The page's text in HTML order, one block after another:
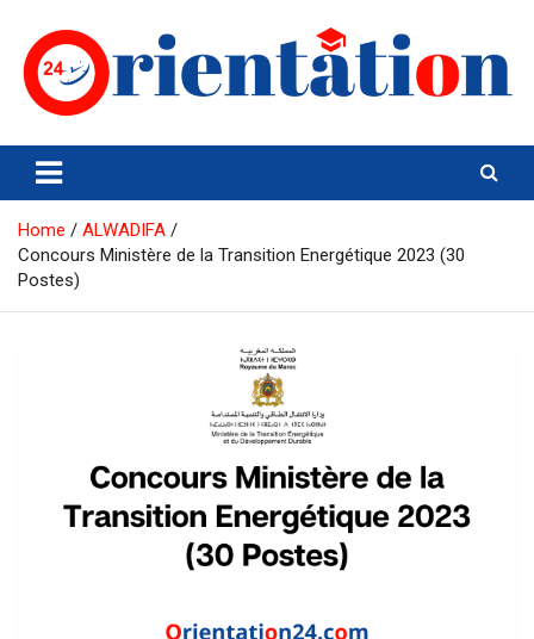
content
Orientation24
Emploi et Orientation au Maroc
Home
ALWADIFA
Concours Ministère de la Transition Energétique 2023 (30
Postes)